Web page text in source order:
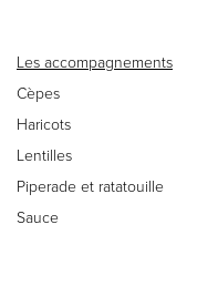
Les accompagnements
Cèpes
Haricots
Lentilles
Piperade et ratatouille
Sauce